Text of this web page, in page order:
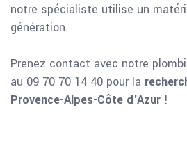
notre spécialiste utilise un
génération.
Prenez contact avec notre
au 09 70 70 14 40 pour la
Provence-Alpes-Côte d'Azur !